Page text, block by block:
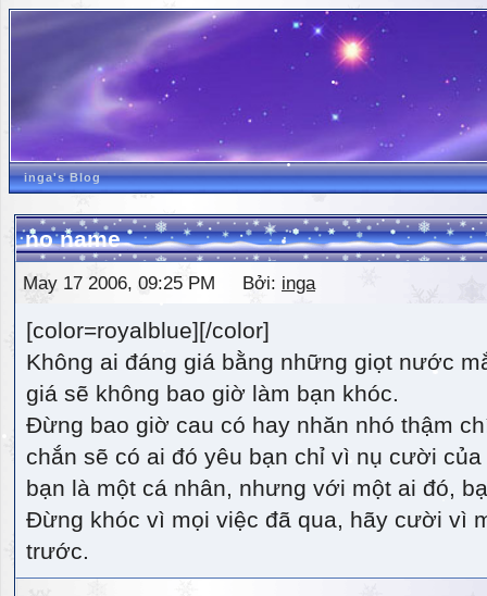
inga's Blog
no name
May 17 2006, 09:25 PM Bởi: inga
[color=royalblue][/color]
Không ai đáng giá bằng những giọt nước
giá sẽ không bao giờ làm bạn khóc.
Đừng bao giờ cau có hay nhăn nhó thậm
chắn sẽ có ai đó yêu bạn chỉ vì nụ cười
bạn là một cá nhân, nhưng với một ai đó,
Đừng khóc vì mọi việc đã qua, hãy cười vì
trước.